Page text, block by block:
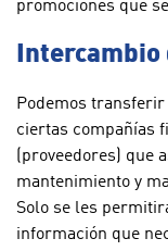
promociones que
Intercambio
Podemos
ciertas compañías
(proveedores) que
mantenimiento y
Solo se les
información que